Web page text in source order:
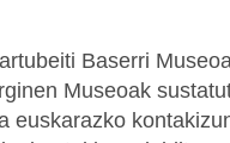
Baserri
Museoak
euskarazko